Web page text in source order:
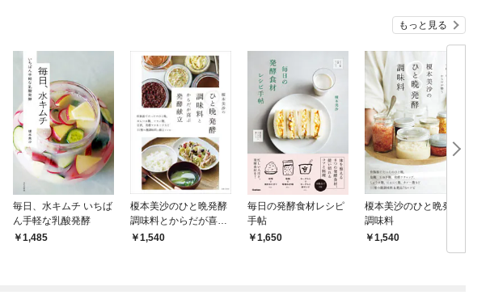
もっと見る
毎日、水キムチ いちば
ん手軽な乳酸発酵
1,485
榎本美沙のひと晩発酵
調味料とからだが喜ぶ
発酵献立
1,540
毎日の発酵食材レシピ
手帖
1,650
榎本美沙のひと晩発酵
調味料
1,540